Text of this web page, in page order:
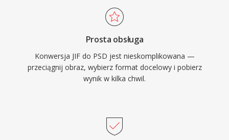
Prosta obsługa
Konwersja JIF do PSD jest nieskomplikowana —
przeciągnij obraz, wybierz format docelowy i pobierz
wynik w kilka chwil.